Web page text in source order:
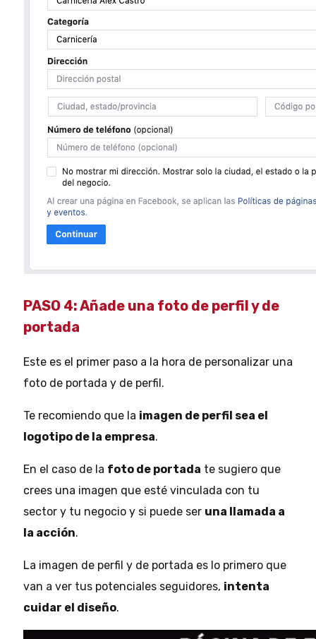
PASO 4: Añade una foto de perfil y de
portada
Este es el primer paso a la hora de personalizar una
foto de portada y de perfil.
Te recomiendo que la imagen de perfil sea el
logotipo de la empresa.
En el caso de la foto de portada te sugiero que
crees una imagen que esté vinculada con tu
sector y tu negocio y si puede ser una llamada a
la acción.
La imagen de perfil y de portada es lo primero que
van a ver tus potenciales seguidores, intenta
cuidar el diseño.